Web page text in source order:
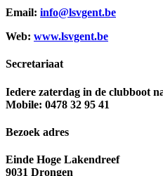
Email: info@lsvgent.be
Web: www.lsvgent.be
Secretariaat
Iedere zaterdag in de clubboot
Mobile: 0478 32 95 41
Bezoek adres
Einde Hoge Lakendreef
9031 Drongen